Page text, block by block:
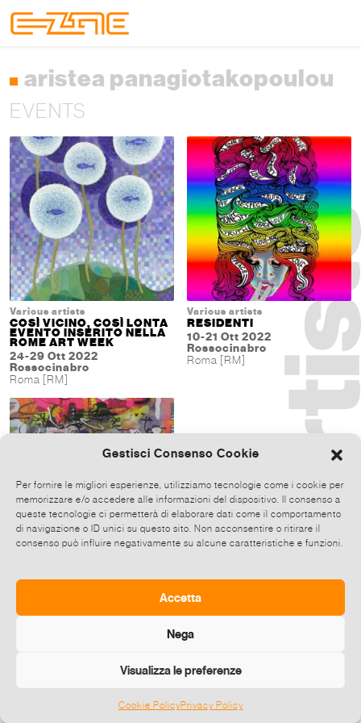
Gestisci Consenso Cookie
Per fornire le migliori esperienze, utilizziamo tecnologie come i cookie per
memorizzare e/o accedere alle informazioni del dispositivo. Il consenso a
queste tecnologie ci permetterà di elaborare dati come il comportamento
di navigazione o ID unici su questo sito. Non acconsentire o ritirare il
consenso può influire negativamente su alcune caratteristiche e funzioni.
Accetta
Nega
Visualizza le preferenze
Cookie PolicyPrivacy Policy
aristea panagiotakopoulou
EVENTS
Various artists
COSÌ VICINO, COSÌ LONTA
EVENTO INSERITO NELLA
ROME ART WEEK
24-29 Ott 2022
Rossocinabro
Roma [RM]
Various artists
RESIDENTI
10-21 Ott 2022
Rossocinabro
Roma [RM]
REINVENTING ORDINARY
Rossocinabro
©2026 E-zine